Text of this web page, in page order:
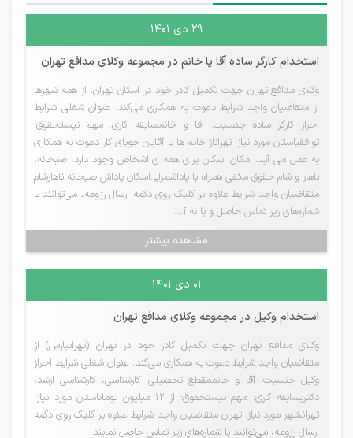
۲۹ دی ۱۴۰۱
استخدام کارگر ساده آقا یا خانم در مجموعه وکلای مدافع تهران
وکلای مدافع تهران جهت تکمیل کادر خود در استان تهران، از همه شهرها
از متقاضیان واجد شرایط دعوت به همکاری می‌کند. عنوان شغلی شرایط
احراز کارگر ساده جنسیت: آقا و خانمسابقه کاری: مهم نیستحقوق:
توافقیاستان مورد نیاز: تهراناز خانم ها یا آقایان جویای کار دعوت به همکاری
به عمل می آید. امکان اسکان برای همه ی اشخاص وجود دارد. صبحانه،
ناهار و شام حقوق مکفی همراه با پاداشمزایا:اسکان پاداش صبحانه ناهارشام
متقاضیان واجد شرایط علاوه بر کلیک روی دکمه ارسال رزومه، می‌توانند با
شماره‌های زیر تماس حاصل و یا به آ...
مشاهده بیشتر
۰۱ دی ۱۴۰۱
استخدام وکیل در مجموعه وکلای مدافع تهران
وکلای مدافع تهران جهت تکمیل کادر خود در تهران (تهرانپارس) از
متقاضیان واجد شرایط دعوت به همکاری می‌کند. عنوان شغلی شرایط احراز
وکیل جنسیت: آقا و خانممقطع تحصیلی: کارشناسی، کارشناسی ارشد،
دکتریسابقه کاری: مهم نیستحقوق: از ۱۲ میلیون توماناستان مورد نیاز:
تهرانشهر مورد نیاز: تهران متقاضیان واجد شرایط علاوه بر کلیک روی دکمه
ارسال رزومه، می‌توانند با شماره‌های زیر تماس حاصل نمایند.